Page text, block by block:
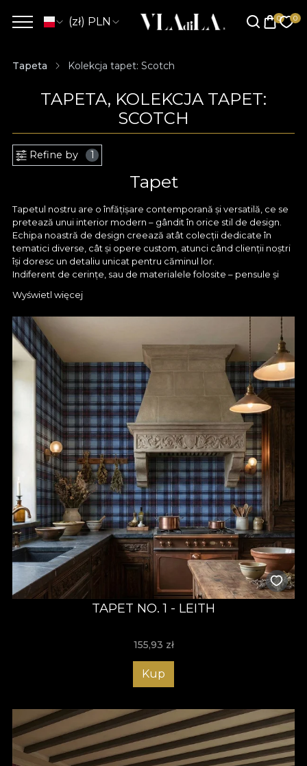
(zł) PLN
Tapeta Kolekcja tapet: Scotch
TAPETA, KOLEKCJA TAPET:
SCOTCH
Refine by 1
Tapet
Tapetul nostru are o înfățișare contemporană și versatilă, ce se
pretează unui interior modern – gândit în orice stil de design.
Echipa noastră de design creează atât colecții dedicate în
tematici diverse, cât și opere custom, atunci când clienții noștri
își doresc un detaliu unicat pentru căminul lor.
Indiferent de cerințe, sau de materialele folosite – pensule și
conturat de designerii VLAdiLA pornește în primul rând cu un
atenție la detalii, mult drag și răbdare, alimentat de satisfacția și
fericirea celor ce ne aleg sa le colorăm un “acasă” al visurilor lor.
Wyświetl więcej
TAPET NO. 1 - LEITH
155,93 zł
Kup